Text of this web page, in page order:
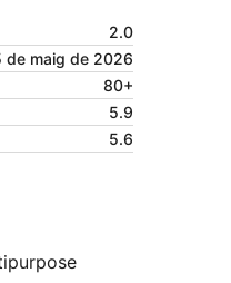
2.0
de maig de 2026
80+
5.9
5.6